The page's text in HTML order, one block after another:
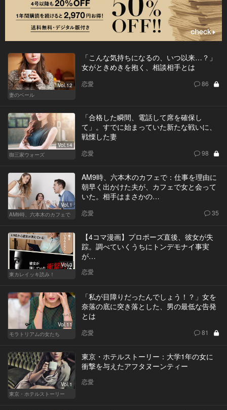
Vol.12
妻のベール
「こんな気持ちになるの、いつ以来…？」
女がときめきを抱く、相談相手とは
恋愛 86
Vol.14
御三家ウォーズ
「合格した瞬間、電話して席を確保し
て」。すでに始まっていた新たな戦いに、
戦慄した妻
恋愛 98
Vol.1
AM9時、六本木のカフェで
AM9時、六本木のカフェで：仕事を理由に
朝早く出かけた夫が、カフェで女と会って
いた。相手はまさかの…
恋愛 35
Vol.3
東カレイッキ読み！
【4コマ漫画】プロポーズ直後、彼女が失
踪。調べていくうちにトンデモナイ事実
が…
恋愛
Vol.11
モラトリアムの女たち
「私が目障りだったんでしょう！？」女を
奈落の底に突き落とした、男の最低な告発
とは
恋愛 81
Vol.1
東京・ホテルストーリー
東京・ホテルストーリー：大学1年の女に
衝撃を与えたアフタヌーンティー
恋愛